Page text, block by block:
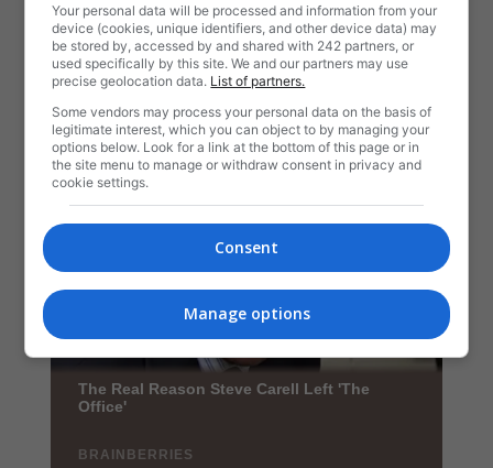
Your personal data will be processed and information from your
device (cookies, unique identifiers, and other device data) may
be stored by, accessed by and shared with 242 partners, or
used specifically by this site. We and our partners may use
precise geolocation data. List of partners.
Some vendors may process your personal data on the basis of
legitimate interest, which you can object to by managing your
options below. Look for a link at the bottom of this page or in
the site menu to manage or withdraw consent in privacy and
cookie settings.
Consent
Manage options